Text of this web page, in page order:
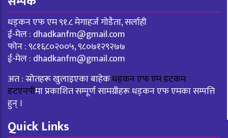
धड्कन एफ एम ९१.८ मेगाहर्ज गोडैता, सर्लाही
ई-मेल : dhadkanfm@gmail.com
फोन : ९८१६८०२००५, ९८०७१२९२७७
ई-मेल : dhadkanfm@gmail.com
अत : स्रोतहरू खुलाइएका बाहेकधड्कन एफ एम डटकम
डटएनपीमा प्रकाशित सम्पूर्ण सामग्रीहरू धड्कन एफ एमका सम्पत्ति
हुन् ।
Quick Links